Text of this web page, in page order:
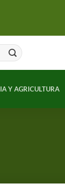
Y AGRICULTURA